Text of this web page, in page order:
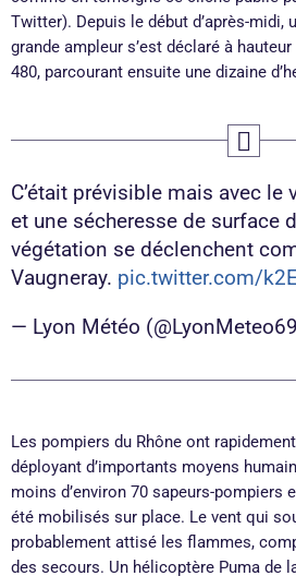
Twitter). Depuis le début d’après-midi,
grande ampleur s’est déclaré à
480, parcourant ensuite une dizaine
C’était prévisible mais avec le
et une sécheresse de surface
végétation se déclenchent
Vaugneray. pic.twitter.com/
— Lyon Météo
Les pompiers du Rhône ont
déployant d’importants moyens
moins d’environ 70 sapeurs-pompiers
été mobilisés sur place. Le vent qui
probablement attisé les flammes,
des secours. Un hélicoptère Puma de